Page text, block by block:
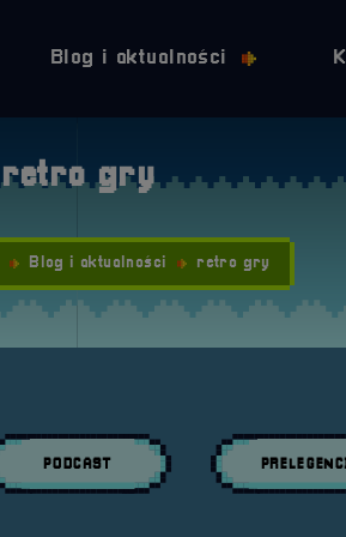
Blog i aktualności
retro gry
Blog i aktualności retro gry
PODCAST